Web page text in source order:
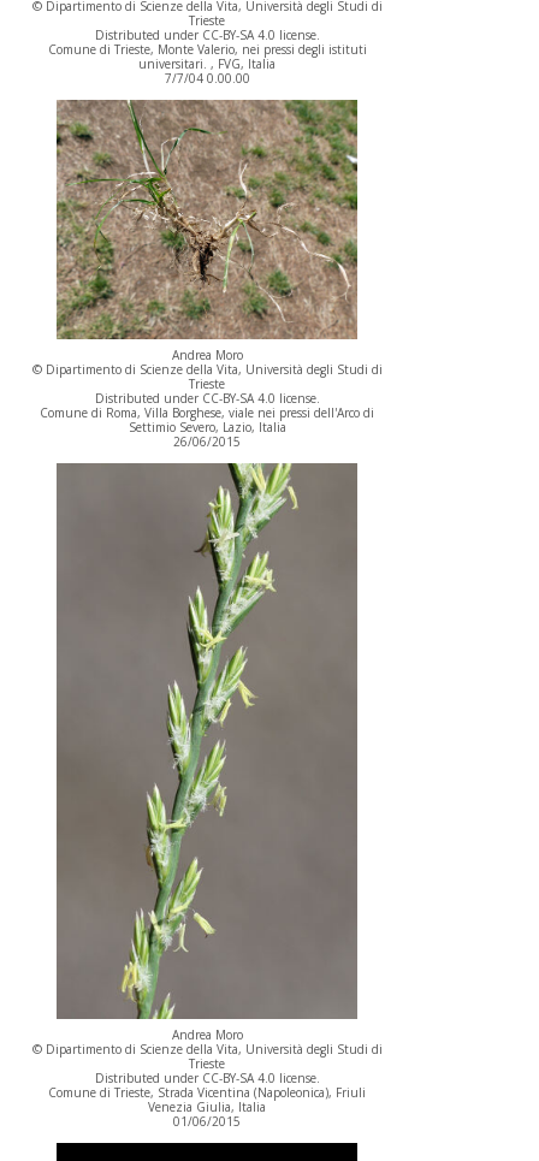
© Dipartimento di Scienze della Vita, Università degli Studi di
Trieste
Distributed under CC-BY-SA 4.0 license.
Comune di Trieste, Monte Valerio, nei pressi degli istituti
universitari. , FVG, Italia
7/7/04 0.00.00
Andrea Moro
© Dipartimento di Scienze della Vita, Università degli Studi di
Trieste
Distributed under CC-BY-SA 4.0 license.
Comune di Roma, Villa Borghese, viale nei pressi dell'Arco di
Settimio Severo, Lazio, Italia
26/06/2015
Andrea Moro
© Dipartimento di Scienze della Vita, Università degli Studi di
Trieste
Distributed under CC-BY-SA 4.0 license.
Comune di Trieste, Strada Vicentina (Napoleonica), Friuli
Venezia Giulia, Italia
01/06/2015